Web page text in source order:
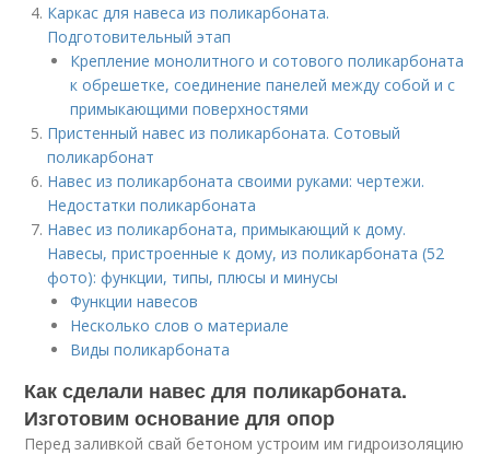
Каркас для навеса из поликарбоната.
Подготовительный этап
Крепление монолитного и сотового поликарбоната
к обрешетке, соединение панелей между собой и с
примыкающими поверхностями
Пристенный навес из поликарбоната. Сотовый
поликарбонат
Навес из поликарбоната своими руками: чертежи.
Недостатки поликарбоната
Навес из поликарбоната, примыкающий к дому.
Навесы, пристроенные к дому, из поликарбоната (52
фото): функции, типы, плюсы и минусы
Функции навесов
Несколько слов о материале
Виды поликарбоната
Как сделали навес для поликарбоната.
Изготовим основание для опор
Перед заливкой свай бетоном устроим им гидроизоляцию